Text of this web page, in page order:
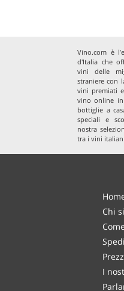
Vino.com è
d'Italia che
vini delle
straniere con
vini premiati
vino online in
bottiglie a
speciali e
nostra
tra i vini
Chi
I